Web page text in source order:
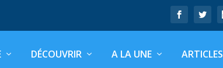
DÉCOUVRIR A LA UNE ARTICLES